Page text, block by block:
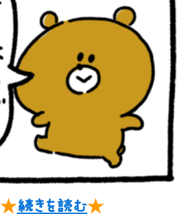
★続きを読む★